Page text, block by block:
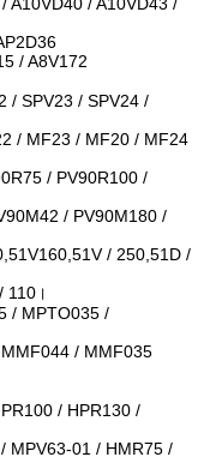
/ A8V172
/ SPV23 / SPV24 /
/ MF23 / MF20 / MF24
/ PV90R100 /
/ PV90M180 /
/ 250,51D /
110।
/ MPTO035 /
/ MMF035
/ HPR130 /
MPV63-01 / HMR75 /